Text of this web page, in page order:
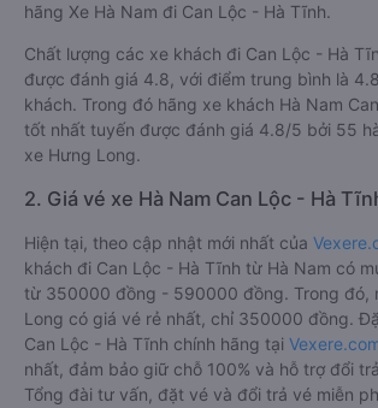
hãng Xe Hà Nam đi Can Lộc - Hà Tĩnh.
Chất lượng các xe khách đi Can Lộc - Hà
được đánh giá 4.8, với điểm trung bình là
khách. Trong đó hãng xe khách Hà Nam
tốt nhất tuyến được đánh giá 4.8/5 bởi 55
xe Hưng Long.
2. Giá vé xe Hà Nam Can Lộc - Hà
Hiện tại, theo cập nhật mới nhất của
khách đi Can Lộc - Hà Tĩnh từ Hà Nam có
từ 350000 đồng - 590000 đồng. Trong đó,
Long có giá vé rẻ nhất, chỉ 350000 đồng.
Can Lộc - Hà Tĩnh chính hãng tại
nhất, đảm bảo giữ chỗ 100% và hỗ trợ đổi
Tổng đài tư vấn, đặt vé và đổi trả vé miễn